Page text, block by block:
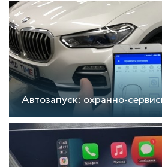
Автозапуск: охранно-